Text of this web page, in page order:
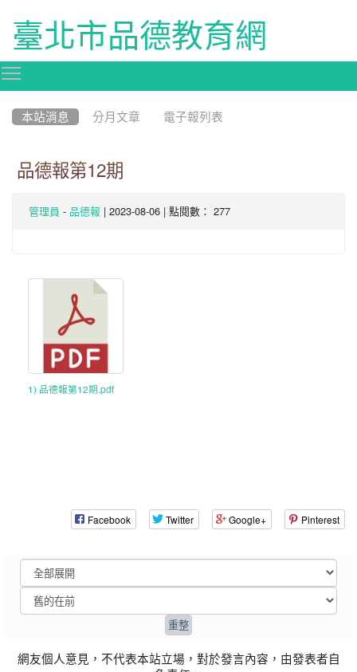
臺北市品德教育網
本站消息 分月文章 電子報列表
品德報第12期
管理員 - 品德報 | 2023-08-06 | 點閱數： 277
1) 品德報第12期.pdf
Facebook Twitter Google+ Pinterest
網友個人意見，不代表本站立場，對於發言內容，由發表者自